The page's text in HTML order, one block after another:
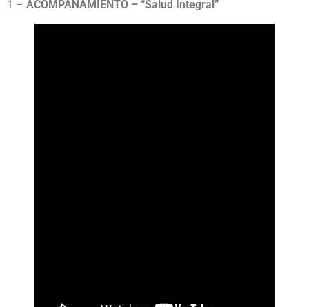
1 – ACOMPAÑAMIENTO – “Salud Integral”